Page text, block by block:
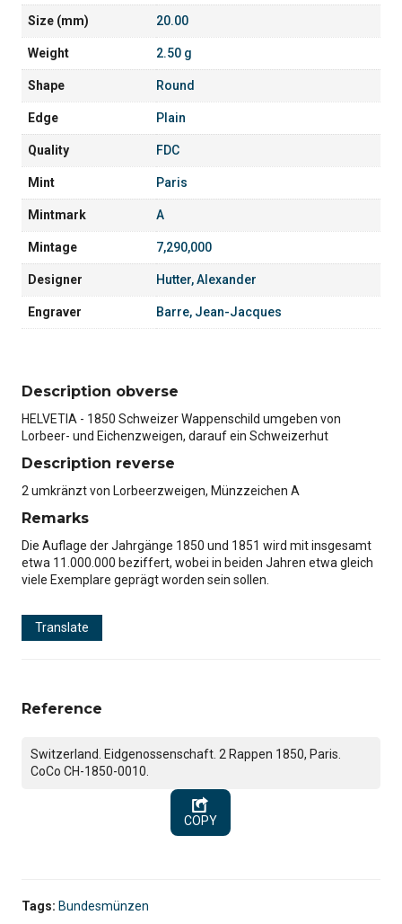
Size (mm) 20.00
Weight 2.50 g
Shape Round
Edge Plain
Quality FDC
Mint Paris
Mintmark A
Mintage 7,290,000
Designer Hutter, Alexander
Engraver Barre, Jean-Jacques
Description obverse
HELVETIA - 1850 Schweizer Wappenschild umgeben von
Lorbeer- und Eichenzweigen, darauf ein Schweizerhut
Description reverse
2 umkränzt von Lorbeerzweigen, Münzzeichen A
Remarks
Die Auflage der Jahrgänge 1850 und 1851 wird mit insgesamt
etwa 11.000.000 beziffert, wobei in beiden Jahren etwa gleich
viele Exemplare geprägt worden sein sollen.
Translate
Reference
Switzerland. Eidgenossenschaft. 2 Rappen 1850, Paris.
CoCo CH-1850-0010.
COPY
Tags: Bundesmünzen